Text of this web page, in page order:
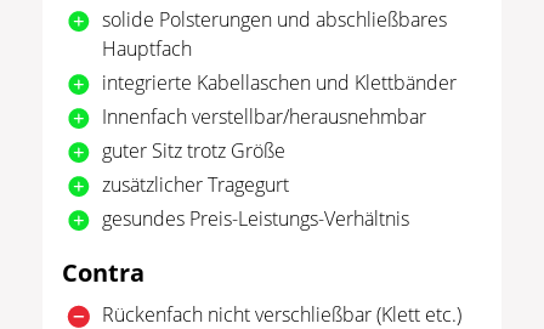
solide Polsterungen und abschließbares
Hauptfach
integrierte Kabellaschen und Klettbänder
Innenfach verstellbar/herausnehmbar
guter Sitz trotz Größe
zusätzlicher Tragegurt
gesundes Preis-Leistungs-Verhältnis
Contra
Rückenfach nicht verschließbar (Klett etc.)